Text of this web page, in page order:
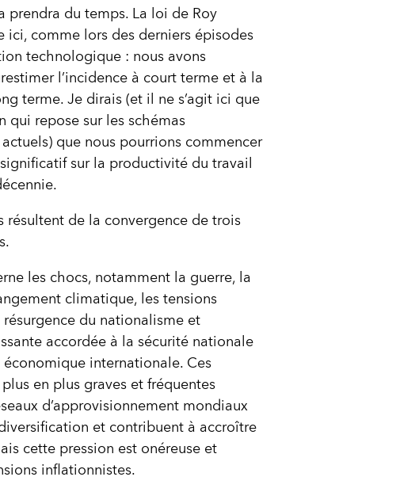
prendra du temps. La loi de Roy
ici, comme lors des derniers épisodes
technologique : nous avons
l’incidence à court terme et à la
terme. Je dirais (et il ne s’agit ici que
qui repose sur les schémas
que nous pourrions commencer
sur la productivité du travail
résultent de la convergence de trois
les chocs, notamment la guerre, la
climatique, les tensions
du nationalisme et
accordée à la sécurité nationale
internationale. Ces
en plus graves et fréquentes
d’approvisionnement mondiaux
et contribuent à accroître
cette pression est onéreuse et
inflationnistes.